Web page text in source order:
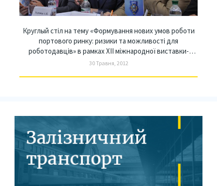
Круглый стіл на тему «Формування нових умов роботи
портового ринку: ризики та можливості для
роботодавців» в рамках XII міжнародної виставки-
конференції «Інтер-ТРАНСПОРТ» Круглый стіл на тему
30 Травня, 2012